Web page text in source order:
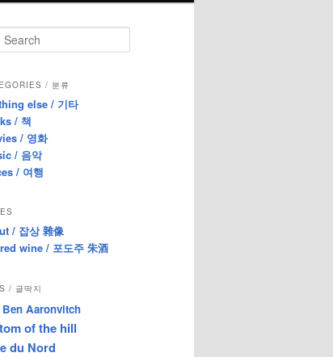
/ 분류
else / 기타
/ 책
/ 영화
/ 음악
/ 여행
/ 잡상 雜像
wine / 포도주 朱酒
/ 글딱지
Ben Aaronvitch
of the hill
du Nord